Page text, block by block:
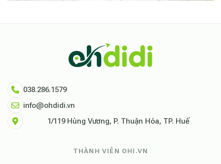
038.286.1579
info@ohdidi.vn
1/119 Hùng Vương, P. Thuận Hóa, TP. Huế
THÀNH VIÊN OHI.VN